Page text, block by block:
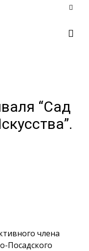
“Сад
члена
Посадского